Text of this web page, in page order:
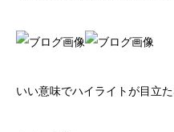
いい意味でハイライトが目立